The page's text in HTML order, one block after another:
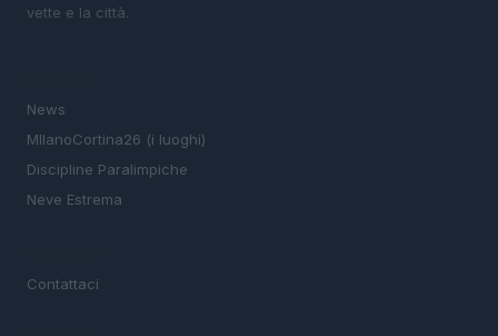
vette e la città.
News
MIlanoCortina26 (i luoghi)
Discipline Paralimpiche
Neve Estrema
Contattaci